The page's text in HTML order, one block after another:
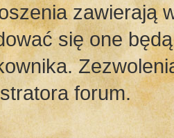
zawierają
się one
forum.